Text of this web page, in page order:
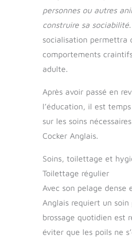
personnes ou autres
construire sa sociabilité
socialisation permettra
comportements
adulte.
Après avoir passé en
l’éducation, il est
sur les soins
Cocker Anglais.
Soins, toilettage et
Toilettage régulier
Avec son pelage dense
Anglais requiert un soin
brossage quotidien est
éviter que les poils ne